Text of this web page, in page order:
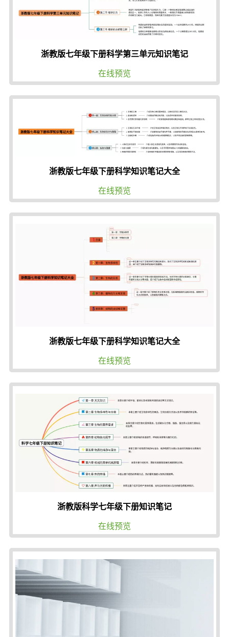
浙教版七年级下册科学第三单元知识笔记
在线预览
浙教版七年级下册科学知识笔记大全
在线预览
浙教版七年级下册科学知识笔记大全
在线预览
浙教版科学七年级下册知识笔记
在线预览